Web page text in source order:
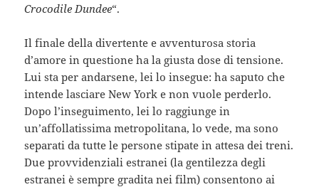
Crocodile Dundee“.
Il finale della divertente e avventurosa storia
d’amore in questione ha la giusta dose di tensione.
Lui sta per andarsene, lei lo insegue: ha saputo che
intende lasciare New York e non vuole perderlo.
Dopo l’inseguimento, lei lo raggiunge in
un’affollatissima metropolitana, lo vede, ma sono
separati da tutte le persone stipate in attesa dei treni.
Due provvidenziali estranei (la gentilezza degli
estranei è sempre gradita nei film) consentono ai